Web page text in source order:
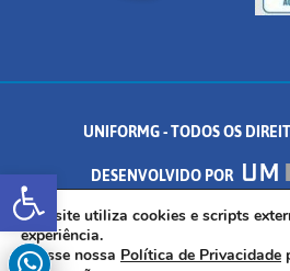
Abrir a barra de
UNIFORMG - TODOS OS
DESENVOLVIDO POR
AV. DR. ARNALDO DE SENNA, 328 -
35.574.530
Este site utiliza cookies e scripts
experiência.
Acesse nossa Política de Privacidade